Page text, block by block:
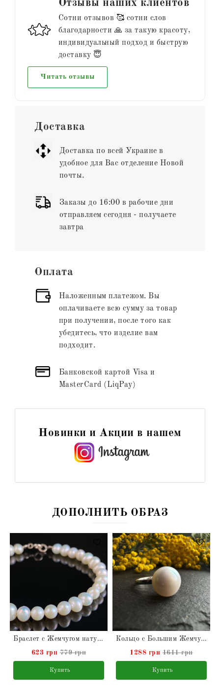
Отзывы наших клиентов
Сотни отзывов 🥰 сотни слов
благодарности 🙏 за такую красоту,
индивидуальный подход и быструю
доставку 😇
Читать отзывы
Доставка
Доставка по всей Украине в
удобное для Вас отделение Новой
почты.
Заказы до 16:00 в рабочие дни
отправляем сегодня - получаете
завтра
Оплата
Наложенным платежом. Вы
оплачиваете всю сумму за товар
при получении, после того как
убедитесь, что изделие вам
подходит.
Банковской картой Visa и
MasterCard (LiqPay)
Новинки и Акции в нашем
ДОПОЛНИТЬ ОБРАЗ
Браслет с Жемчугом натуральным
623 грн 779 грн
Купить
Кольцо с Большим Жемчугом натуральным
1288 грн 1611 грн
Купить